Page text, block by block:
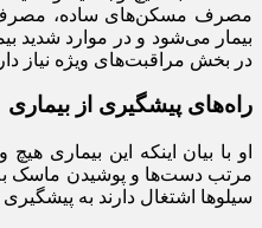
مصرف مسکن‌های ساده، مصرف
بیمار می‌شود و در موارد شدید
در بخش مراقبت‌های ویژه نیاز
راه‌های پیشگیری از بیماری
او با بیان اینکه این بیماری
مرتب دست‌ها و پوشیدن ماسک به
سیلوها اشتغال دارند به